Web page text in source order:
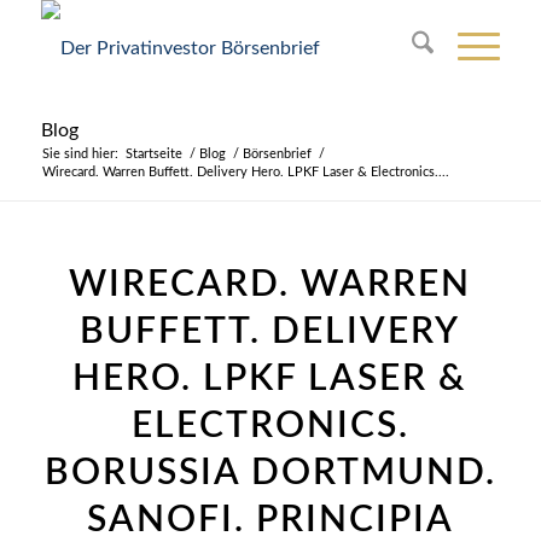
Blog
Sie sind hier: Startseite / Blog / Börsenbrief
/
Wirecard. Warren Buffett. Delivery Hero. LPKF Laser & Electronics....
WIRECARD. WARREN
BUFFETT. DELIVERY
HERO. LPKF LASER &
ELECTRONICS.
BORUSSIA DORTMUND.
SANOFI. PRINCIPIA